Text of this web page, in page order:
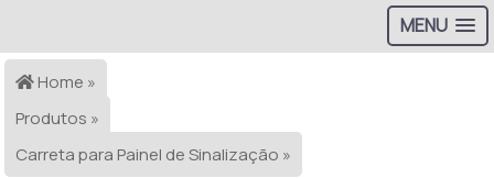
MENU
Home »
Produtos »
Carreta para Painel de Sinalização »